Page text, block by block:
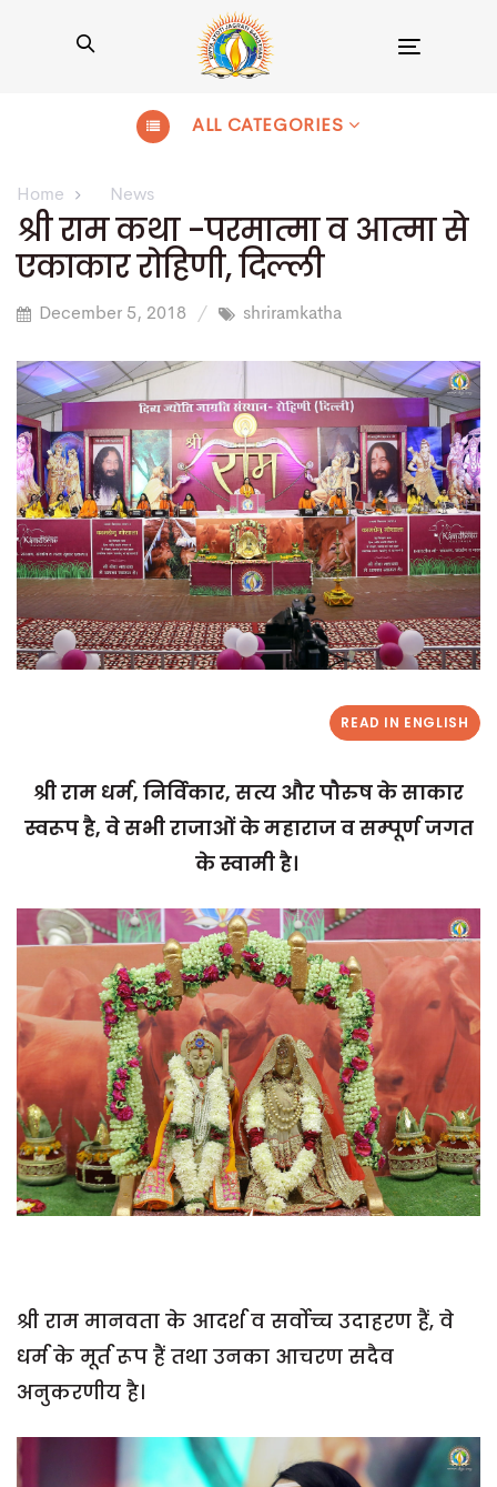
ALL CATEGORIES
Home News
श्री राम कथा -परमात्मा व आत्मा से
एकाकार रोहिणी, दिल्ली
December 5, 2018 shriramkatha
READ IN ENGLISH
श्री राम धर्म, निर्विकार, सत्य और पौरुष के साकार
स्वरूप है, वे सभी राजाओं के महाराज व सम्पूर्ण जगत
के स्वामी है।
श्री राम मानवता के आदर्श व सर्वोच्च उदाहरण हैं, वे
धर्म के मूर्त रूप हैं तथा उनका आचरण सदैव
अनुकरणीय है।